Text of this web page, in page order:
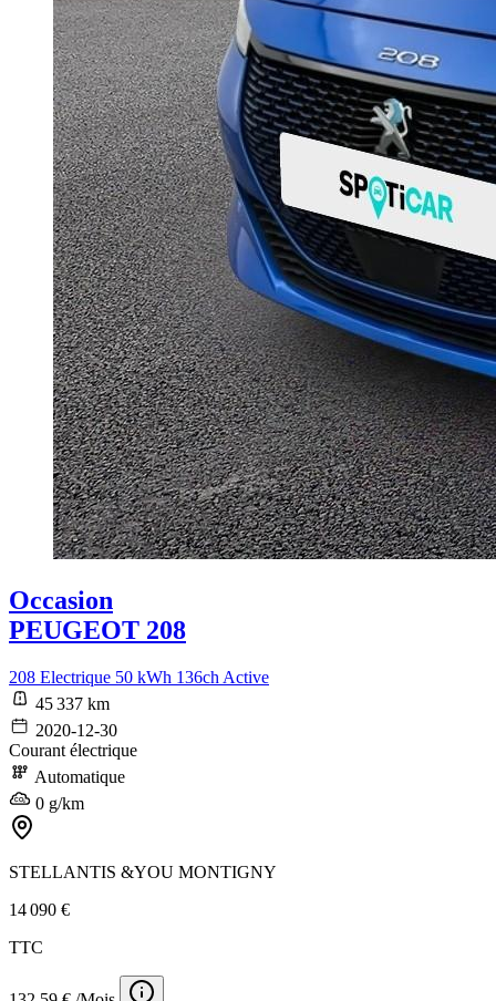
Occasion
PEUGEOT 208
208 Electrique 50 kWh 136ch Active
45 337 km
2020-12-30
Courant électrique
Automatique
0 g/km
STELLANTIS &YOU MONTIGNY
14 090 €
TTC